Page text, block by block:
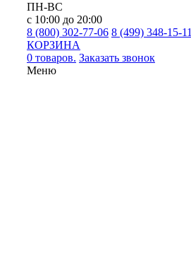
ПН-ВС
с 10:00 до 20:00
8 (800) 302-77-06 8 (499) 348-15-11
КОРЗИНА
0 товаров. Заказать звонок
Меню